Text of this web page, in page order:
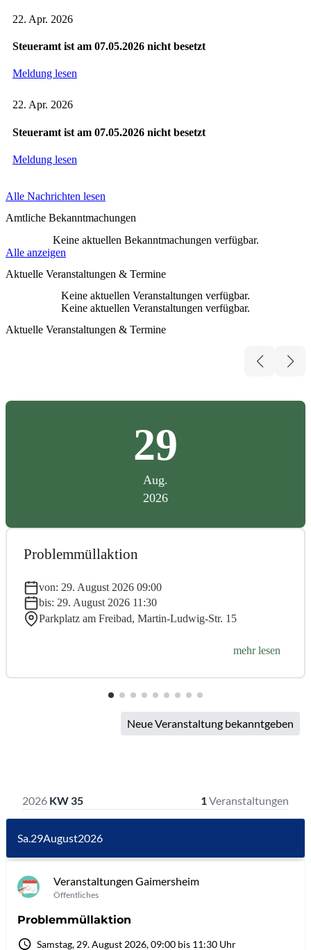
22. Apr. 2026
Steueramt ist am 07.05.2026 nicht besetzt
Meldung lesen
22. Apr. 2026
Steueramt ist am 07.05.2026 nicht besetzt
Meldung lesen
Alle Nachrichten lesen
Amtliche Bekanntmachungen
Keine aktuellen Bekanntmachungen verfügbar.
Alle anzeigen
Aktuelle Veranstaltungen & Termine
Keine aktuellen Veranstaltungen verfügbar.
Keine aktuellen Veranstaltungen verfügbar.
Aktuelle Veranstaltungen & Termine
29
Aug.
2026
Problemmüllaktion
von: 29. August 2026 09:00
bis: 29. August 2026 11:30
Parkplatz am Freibad, Martin-Ludwig-Str. 15
mehr lesen